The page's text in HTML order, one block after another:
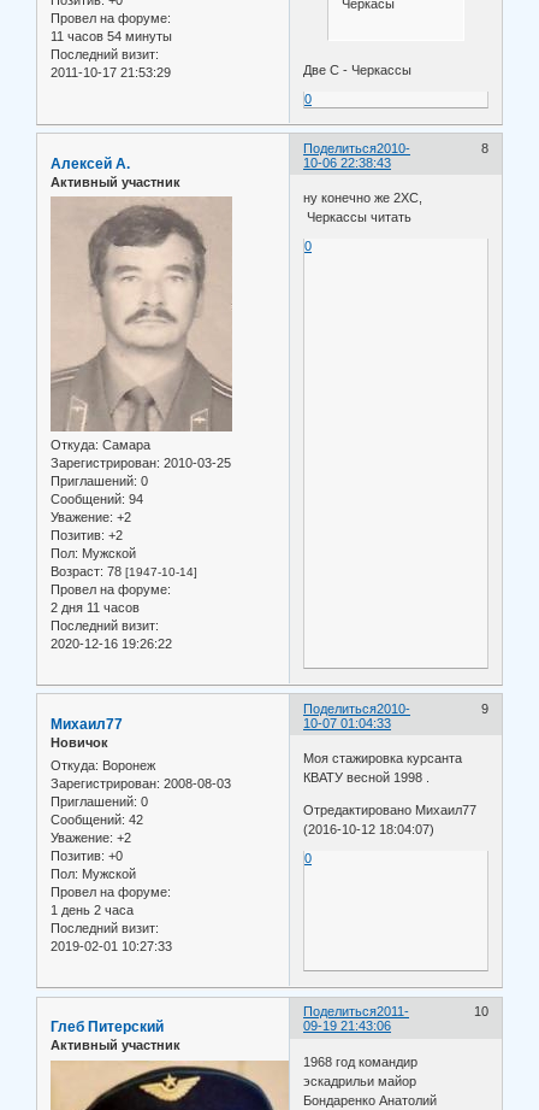
Провел на форуме:
11 часов 54 минуты
Последний визит:
2011-10-17 21:53:29
Черкасы
Две С - Черкассы
0
Поделиться 8
2010-
10-06 22:38:43
Алексей А.
Активный участник
Откуда: Самара
Зарегистрирован: 2010-03-25
Приглашений: 0
Сообщений: 94
Уважение: +2
Позитив: +2
Пол: Мужской
Возраст: 78 [1947-10-14]
Провел на форуме:
2 дня 11 часов
Последний визит:
2020-12-16 19:26:22
ну конечно же 2ХС,
Черкассы читать
0
Поделиться 9
2010-
10-07 01:04:33
Михаил77
Новичок
Откуда: Воронеж
Зарегистрирован: 2008-08-03
Приглашений: 0
Сообщений: 42
Уважение: +2
Позитив: +0
Пол: Мужской
Провел на форуме:
1 день 2 часа
Последний визит:
2019-02-01 10:27:33
Моя стажировка курсанта
КВАТУ весной 1998 .
Отредактировано Михаил77
(2016-10-12 18:04:07)
0
Поделиться 10
2011-
09-19 21:43:06
Глеб Питерский
Активный участник
1968 год командир
эскадрильи майор
Бондаренко Анатолий